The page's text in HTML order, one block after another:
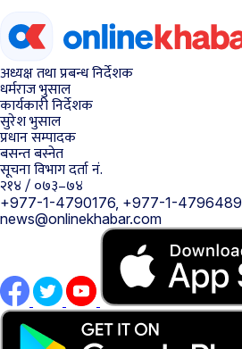
अध्यक्ष तथा प्रबन्ध निर्देशक
धर्मराज भुसाल
कार्यकारी निर्देशक
सुरेश भुसाल
प्रधान सम्पादक
बसन्त बस्नेत
सूचना विभाग दर्ता नं.
२१४ / ०७३–७४
+977-1-4790176, +977-1-4796489
news@onlinekhabar.com